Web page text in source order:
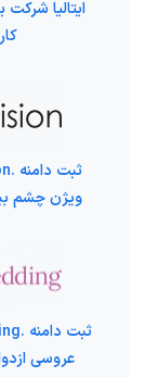
ایتالیا
کار
ویژن چشم
عروسی